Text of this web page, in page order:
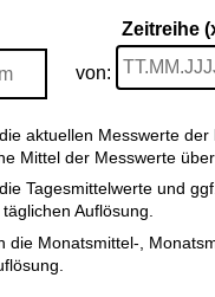
Zeitreihe
von:
aktuellen Messwerte
Mittel der Messwerte
Tagesmittelwerte und
Auflösung.
die Monatsmittel-,